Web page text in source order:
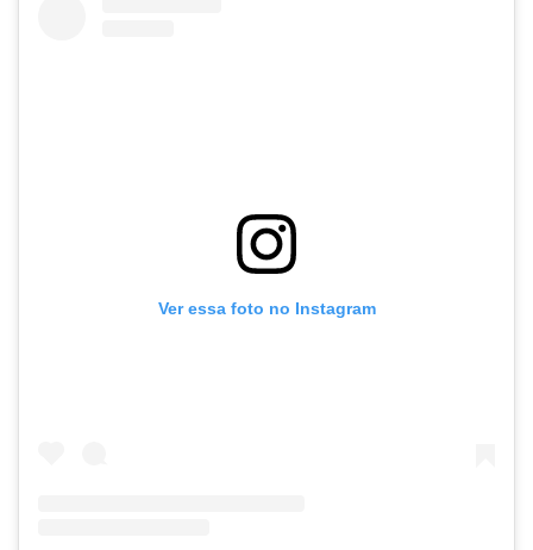
Ver essa foto no Instagram